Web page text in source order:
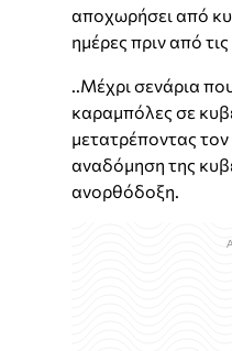
αποχωρήσει από
ημέρες πριν από τις
..Μέχρι σενάρια
καραμπόλες σε
μετατρέποντας
αναδόμηση της
ανορθόδοξη.